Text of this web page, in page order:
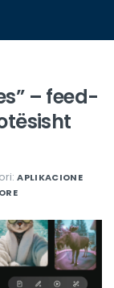
– feed-
APLIKACIONE